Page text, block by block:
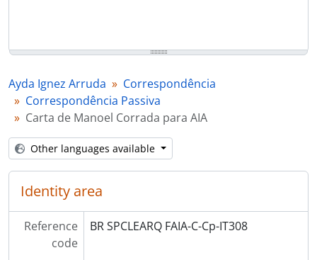
Ayda Ignez Arruda
Correspondência
Correspondência Passiva
Carta de Manoel Corrada para AIA
Other languages available
Identity area
Reference
code
BR SPCLEARQ FAIA-C-Cp-IT308